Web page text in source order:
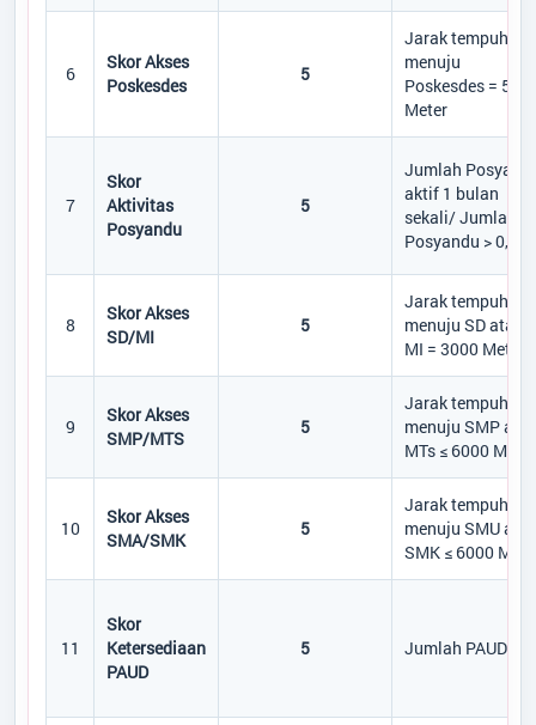
Pangkalan Durin
Kabupaten
Kotawaringin Barat
Provinsi
Kalimantan Tengah
Alamat Kantor
Desa Pangkalan Durin
6
Skor Akses
Poskesdes
5
Jarak tempuh
menuju
Poskesdes = 500
Meter
7
Skor
Aktivitas
Posyandu
5
Jumlah
aktif 1 bulan
sekali/ Jumlah
Posyandu > 0,75
8
Skor Akses
SD/MI
5
Jarak tempuh
menuju SD atau
MI = 3000 Meter
9
Skor Akses
SMP/MTS
5
Jarak tempuh
menuju SMP
MTs ≤ 6000 Meter
10
Skor Akses
SMA/SMK
5
Jarak tempuh
menuju SMU
SMK ≤ 6000
11
Skor
Ketersediaan
PAUD
5 Jumlah PAUD ≥ 1